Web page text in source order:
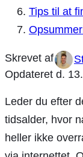
Tips til at
Opdateret d.
Leder du efter
tidsalder, hvor
heller ikke